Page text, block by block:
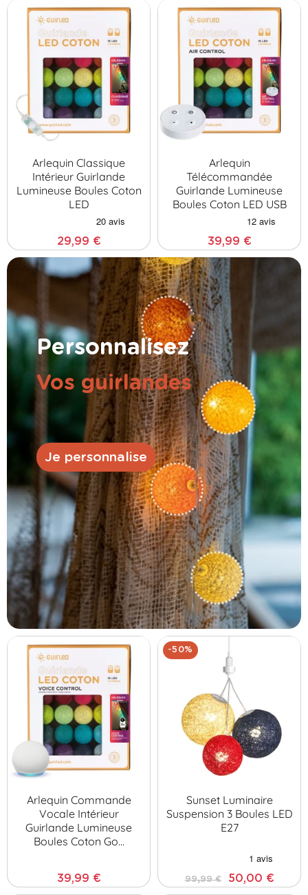
Arlequin Classique
Intérieur Guirlande
Lumineuse Boules Coton
LED
29,99 €
Arlequin
Télécommandée
Guirlande Lumineuse
Boules Coton LED USB
39,99 €
Personnalisez
Vos guirlandes
Je personnalise
Arlequin Commande
Vocale Intérieur
Guirlande Lumineuse
Boules Coton Go…
39,99 €
-50%
Sunset Luminaire
Suspension 3 Boules LED
E27
99,99 € 50,00 €